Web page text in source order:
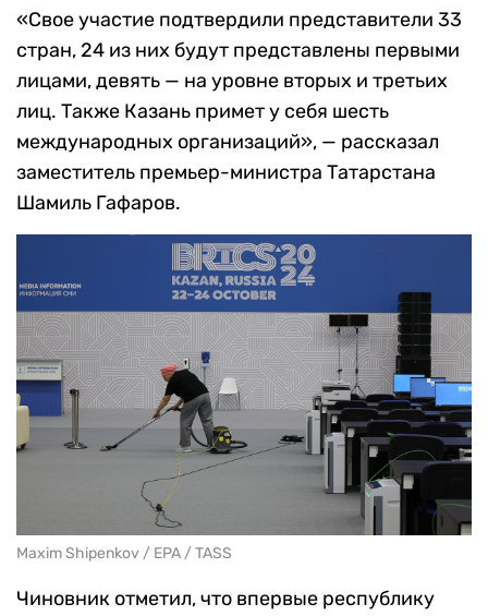
«Свое участие подтвердили представители 33
стран, 24 из них будут представлены первыми
лицами, девять — на уровне вторых и третьих
лиц. Также Казань примет у себя шесть
международных организаций», — рассказал
заместитель премьер-министра Татарстана
Шамиль Гафаров.
Maxim Shipenkov / EPA / TASS
Чиновник отметил, что впервые республику